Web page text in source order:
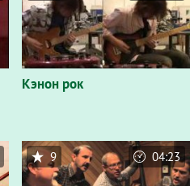
Кэнон рок
9 04:23